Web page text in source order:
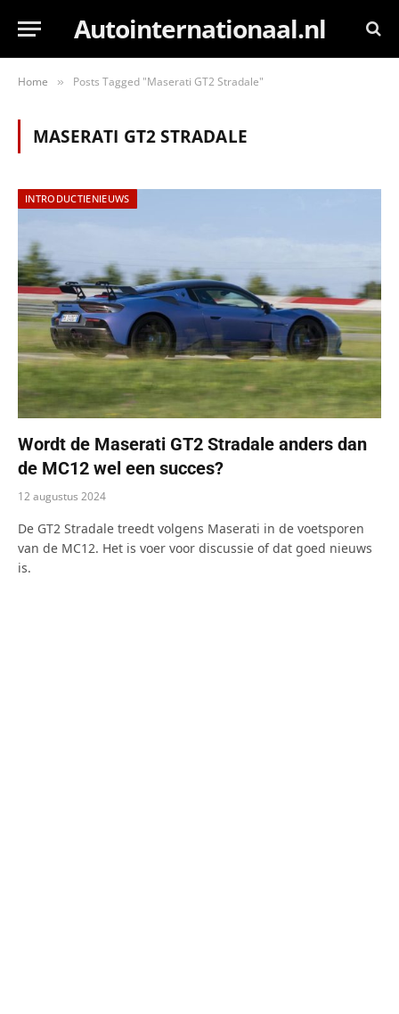
Autointernationaal.nl
Home » Posts Tagged "Maserati GT2 Stradale"
MASERATI GT2 STRADALE
INTRODUCTIENIEUWS
Wordt de Maserati GT2 Stradale anders dan
de MC12 wel een succes?
12 augustus 2024
De GT2 Stradale treedt volgens Maserati in de voetsporen
van de MC12. Het is voer voor discussie of dat goed nieuws
is.